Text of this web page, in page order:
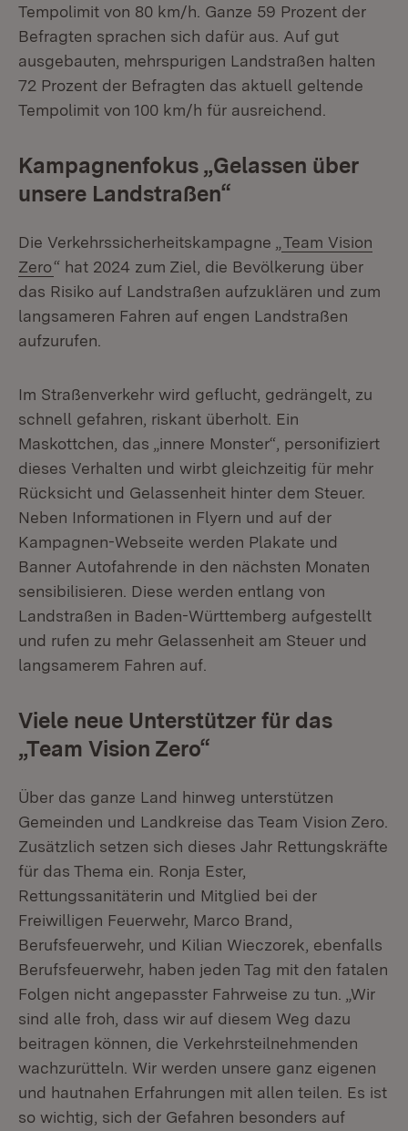
Tempolimit von 80 km/h. Ganze 59 Prozent der
Befragten sprachen sich dafür aus. Auf gut
ausgebauten, mehrspurigen Landstraßen halten
72 Prozent der Befragten das aktuell geltende
Tempolimit von 100 km/h für ausreichend.
Kampagnenfokus „Gelassen über
unsere Landstraßen“
Die Verkehrssicherheitskampagne „ Team Vision
Zero“ hat 2024 zum Ziel, die Bevölkerung über
das Risiko auf Landstraßen aufzuklären und zum
langsameren Fahren auf engen Landstraßen
aufzurufen.
Im Straßenverkehr wird geflucht, gedrängelt, zu
schnell gefahren, riskant überholt. Ein
Maskottchen, das „innere Monster“, personifiziert
dieses Verhalten und wirbt gleichzeitig für mehr
Rücksicht und Gelassenheit hinter dem Steuer.
Neben Informationen in Flyern und auf der
Kampagnen-Webseite werden Plakate und
Banner Autofahrende in den nächsten Monaten
sensibilisieren. Diese werden entlang von
Landstraßen in Baden-Württemberg aufgestellt
und rufen zu mehr Gelassenheit am Steuer und
langsamerem Fahren auf.
Viele neue Unterstützer für das
„Team Vision Zero“
Über das ganze Land hinweg unterstützen
Gemeinden und Landkreise das Team Vision Zero.
Zusätzlich setzen sich dieses Jahr Rettungskräfte
für das Thema ein. Ronja Ester,
Rettungssanitäterin und Mitglied bei der
Freiwilligen Feuerwehr, Marco Brand,
Berufsfeuerwehr, und Kilian Wieczorek, ebenfalls
Berufsfeuerwehr, haben jeden Tag mit den fatalen
Folgen nicht angepasster Fahrweise zu tun. „Wir
sind alle froh, dass wir auf diesem Weg dazu
beitragen können, die Verkehrsteilnehmenden
wachzurütteln. Wir werden unsere ganz eigenen
und hautnahen Erfahrungen mit allen teilen. Es ist
so wichtig, sich der Gefahren besonders auf